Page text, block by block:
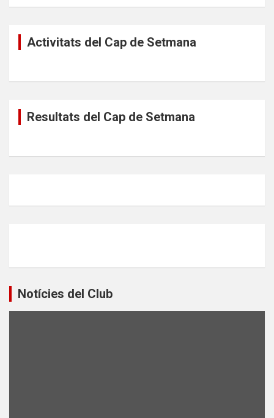
Activitats del Cap de Setmana
Resultats del Cap de Setmana
Notícies del Club